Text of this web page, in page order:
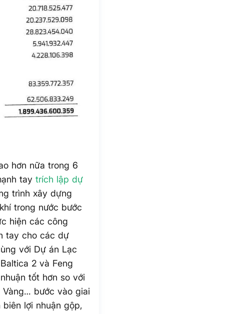
hơn nữa trong 6
taytrích lập dự
trình xây dựng
trong nước bước
hiện các công
tay cho các dự
với Dự án Lạc
2 và Feng
tốt hơn so với
bước vào giai
lợi nhuận gộp,